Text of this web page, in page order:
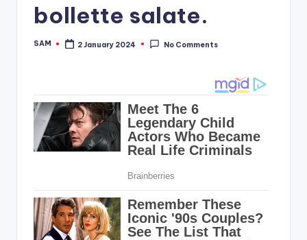
bollette salate.
Posted
SAM 2 January 2024 No Comments